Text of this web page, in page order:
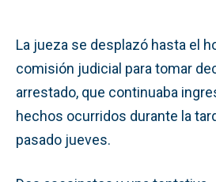
La jueza se desplazó hasta el
comisión judicial para tomar
arrestado, que continuaba
hechos ocurridos durante la
pasado jueves.